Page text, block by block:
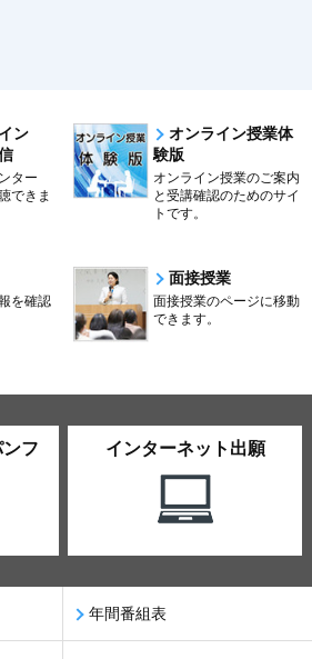
ン
ター
できま
オンライン授業体
験版
オンライン授業のご案内
と受講確認のためのサイ
トです。
を確認
面接授業
面接授業のページに移動
できます。
フ
インターネット出願
年間番組表